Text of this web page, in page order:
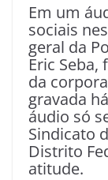
Em um
sociais
geral da
Eric Seba,
da
gravada
áudio só
Sindicato
Distrito
atitude.